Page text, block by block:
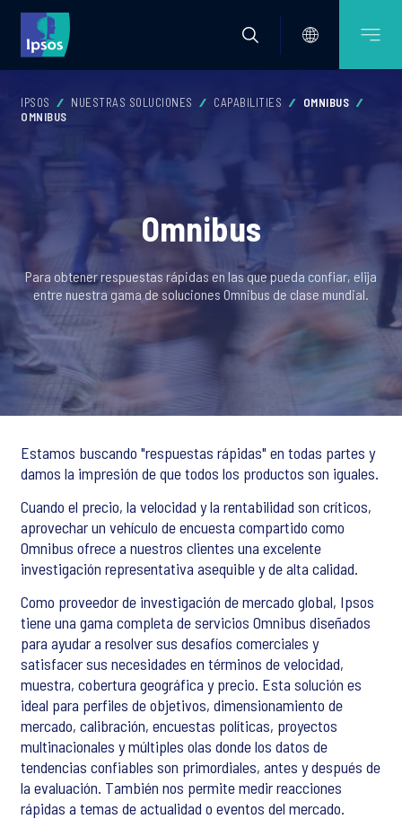
IPSOS NUESTRAS SOLUCIONES CAPABILITIES
OMNIBUS
OMNIBUS
Omnibus
Para obtener respuestas rápidas en las que pueda confiar, elija
entre nuestra gama de soluciones Omnibus de clase mundial.
Estamos buscando "respuestas rápidas" en todas partes y
damos la impresión de que todos los productos son iguales.
Cuando el precio, la velocidad y la rentabilidad son críticos,
aprovechar un vehículo de encuesta compartido como
Omnibus ofrece a nuestros clientes una excelente
investigación representativa asequible y de alta calidad.
Como proveedor de investigación de mercado global, Ipsos
tiene una gama completa de servicios Omnibus diseñados
para ayudar a resolver sus desafíos comerciales y
satisfacer sus necesidades en términos de velocidad,
muestra, cobertura geográfica y precio. Esta solución es
ideal para perfiles de objetivos, dimensionamiento de
mercado, calibración, encuestas políticas, proyectos
multinacionales y múltiples olas donde los datos de
tendencias confiables son primordiales, antes y después de
la evaluación. También nos permite medir reacciones
rápidas a temas de actualidad o eventos del mercado.